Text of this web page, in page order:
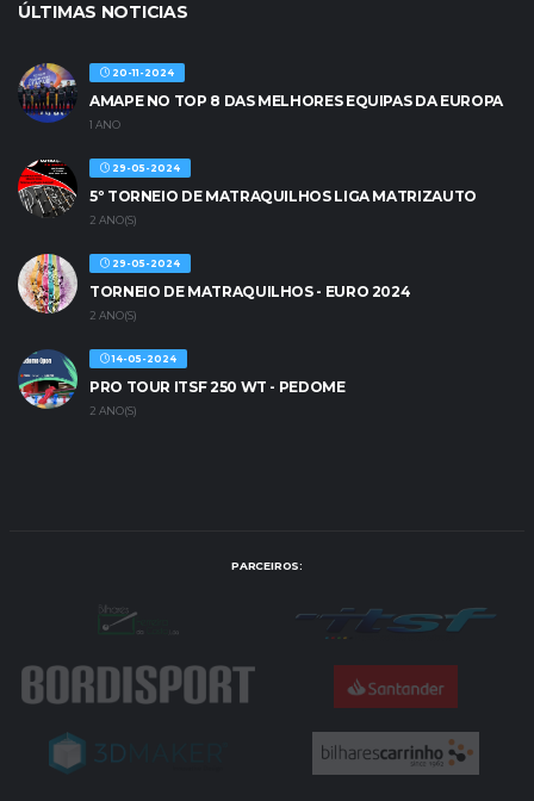
ÚLTIMAS NOTICIAS
20-11-2024
AMAPE NO TOP 8 DAS MELHORES EQUIPAS DA EUROPA
1 ANO
29-05-2024
5º TORNEIO DE MATRAQUILHOS LIGA MATRIZAUTO
2 ANO(S)
29-05-2024
TORNEIO DE MATRAQUILHOS - EURO 2024
2 ANO(S)
14-05-2024
PRO TOUR ITSF 250 WT - PEDOME
2 ANO(S)
PARCEIROS: